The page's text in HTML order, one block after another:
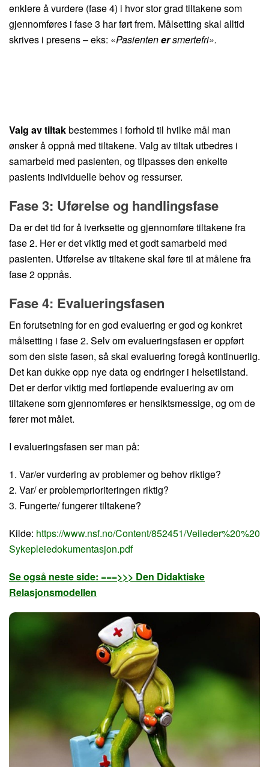
enklere å vurdere (fase 4) i hvor stor grad tiltakene som
gjennomføres i fase 3 har ført frem. Målsetting skal alltid
skrives i presens – eks: «Pasientenersmertefri».
Valg av tiltakbestemmes i forhold til hvilke mål man
ønsker å oppnå med tiltakene. Valg av tiltak utbedres i
samarbeid med pasienten, og tilpasses den enkelte
pasients individuelle behov og ressurser.
Fase 3: Uførelse og handlingsfase
Da er det tid for å iverksette og gjennomføre tiltakene fra
fase 2. Her er det viktig med et godt samarbeid med
pasienten. Utførelse av tiltakene skal føre til at målene fra
fase 2 oppnås.
Fase 4: Evalueringsfasen
En forutsetning for en god evaluering er god og konkret
målsetting i fase 2. Selv om evalueringsfasen er oppført
som den siste fasen, så skal evaluering foregå kontinuerlig.
Det kan dukke opp nye data og endringer i helsetilstand.
Det er derfor viktig med fortløpende evaluering av om
tiltakene som gjennomføres er hensiktsmessige, og om de
fører mot målet.
I evalueringsfasen ser man på:
1. Var/er vurdering av problemer og behov riktige?
2. Var/ er problemprioriteringen riktig?
3. Fungerte/ fungerer tiltakene?
Kilde: https://www.nsf.no/Content/852451/Veileder%20%20
Sykepleiedokumentasjon.pdf
Se også neste side: ===>>> Den Didaktiske
Relasjonsmodellen